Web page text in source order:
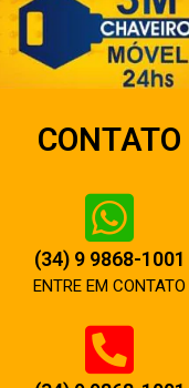
CONTATO
(34) 9 9868-1001
ENTRE EM CONTATO